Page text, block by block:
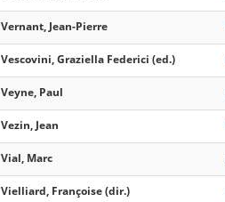
Vernant, Jean-Pierre
Vescovini, Graziella Federici (ed.)
Veyne, Paul
Vezin, Jean
Vial, Marc
Vielliard, Françoise (dir.)